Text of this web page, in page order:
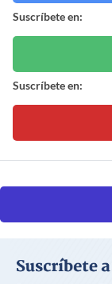
Suscríbete en:
Suscríbete en: